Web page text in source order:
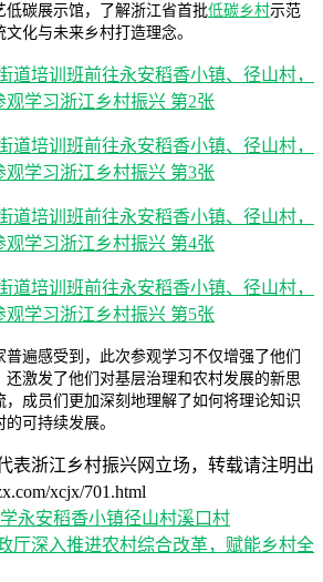
低碳展示馆，了解浙江省首批低碳乡村示范
化与未来乡村打造理念。
普遍感受到，此次参观学习不仅增强了他们
还激发了他们对基层治理和农村发展的新思
成员们更加深刻地理解了如何将理论知识
可持续发展。
表浙江乡村振兴网立场，转载请注明出
xcjx/701.html
永安稻香小镇径山村溪口村
厅深入推进农村综合改革，赋能乡村全